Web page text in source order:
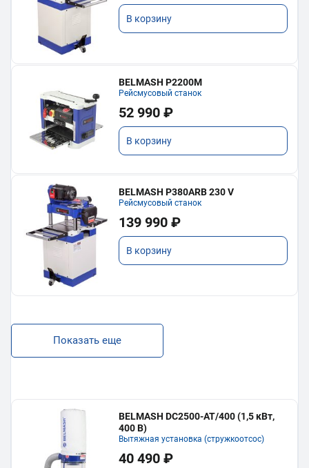
В корзину
BELMASH P2200M
Рейсмусовый станок
52 990 ₽
В корзину
BELMASH P380ARB 230 V
Рейсмусовый станок
139 990 ₽
В корзину
Показать еще
BELMASH DC2500-AT/400 (1,5 кВт,
400 В)
Вытяжная установка (стружкоотсос)
40 490 ₽